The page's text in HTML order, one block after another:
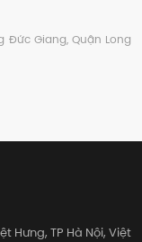
Đức Giang, Quận Long
Hưng, TP Hà Nội, Việt